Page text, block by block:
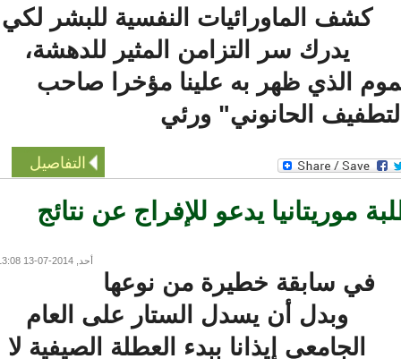
كشف الماورائيات النفسية للبشر لكي
يدرك سر التزامن المثير للدهشة،
الذي ظهر به علينا مؤخرا صاحب
الحانوني" ورئي
التفاصيل
موريتانيا يدعو للإفراج عن نتائج
في سابقة خطيرة من نوعها
وبدل أن يسدل الستار على العام
الجامعي إيذانا ببدء العطلة الصيفية لا